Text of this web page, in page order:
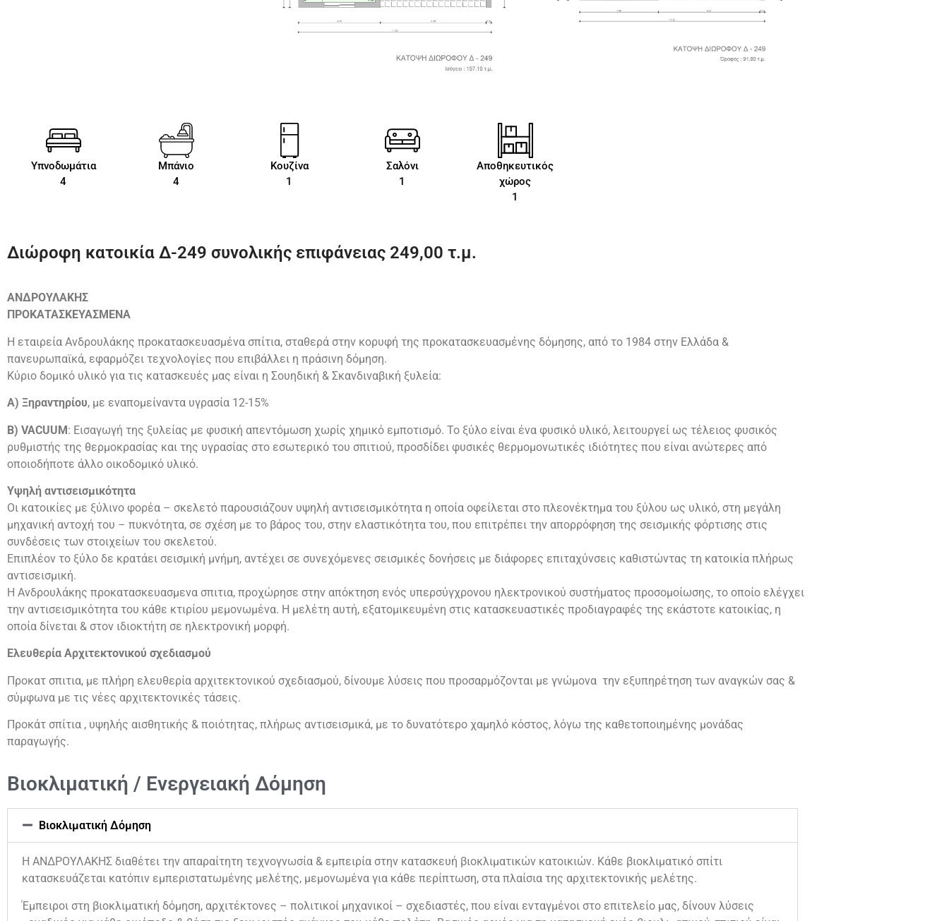
Υπνοδωμάτια
4
Μπάνιο
4
Κουζίνα
1
Σαλόνι
1
Αποθηκευτικός
χώρος
1
Διώροφη κατοικία Δ-249 συνολικής επιφάνειας 249,00 τ.μ.
ΑΝΔΡΟΥΛΑΚΗΣ
ΠΡΟΚΑΤΑΣΚΕΥΑΣΜΕΝΑ
Η εταιρεία Ανδρουλάκης προκατασκευασμένα σπίτια, σταθερά στην κορυφή της προκατασκευασμένης δόμησης, από το 1984 στην Ελλάδα &
πανευρωπαϊκά, εφαρμόζει τεχνολογίες που επιβάλλει η πράσινη δόμηση.
Κύριο δομικό υλικό για τις κατασκευές μας είναι η Σουηδική & Σκανδιναβική ξυλεία:
Α) Ξηραντηρίου, με εναπομείναντα υγρασία 12-15%
Β) VACUUM: Εισαγωγή της ξυλείας με φυσική απεντόμωση χωρίς χημικό εμποτισμό. Το ξύλο είναι ένα φυσικό υλικό, λειτουργεί ως τέλειος φυσικός
ρυθμιστής της θερμοκρασίας και της υγρασίας στο εσωτερικό του σπιτιού, προσδίδει φυσικές θερμομονωτικές ιδιότητες που είναι ανώτερες από
οποιοδήποτε άλλο οικοδομικό υλικό.
Υψηλή αντισεισμικότητα
Οι κατοικίες με ξύλινο φορέα – σκελετό παρουσιάζουν υψηλή αντισεισμικότητα η οποία οφείλεται στο πλεονέκτημα του ξύλου ως υλικό, στη μεγάλη
μηχανική αντοχή του – πυκνότητα, σε σχέση με το βάρος του, στην ελαστικότητα του, που επιτρέπει την απορρόφηση της σεισμικής φόρτισης στις
συνδέσεις των στοιχείων του σκελετού.
Επιπλέον το ξύλο δε κρατάει σεισμική μνήμη, αντέχει σε συνεχόμενες σεισμικές δονήσεις με διάφορες επιταχύνσεις καθιστώντας τη κατοικία πλήρως
αντισεισμική.
Η Ανδρουλάκης προκατασκευασμενα σπιτια, προχώρησε στην απόκτηση ενός υπερσύγχρονου ηλεκτρονικού συστήματος προσομοίωσης, το οποίο ελέγχει
την αντισεισμικότητα του κάθε κτιρίου μεμονωμένα. Η μελέτη αυτή, εξατομικευμένη στις κατασκευαστικές προδιαγραφές της εκάστοτε κατοικίας, η
οποία δίνεται & στον ιδιοκτήτη σε ηλεκτρονική μορφή.
Ελευθερία Αρχιτεκτονικού σχεδιασμού
Προκατ σπιτια, με πλήρη ελευθερία αρχιτεκτονικού σχεδιασμού, δίνουμε λύσεις που προσαρμόζονται με γνώμονα την εξυπηρέτηση των αναγκών σας &
σύμφωνα με τις νέες αρχιτεκτονικές τάσεις.
Προκάτ σπίτια , υψηλής αισθητικής & ποιότητας, πλήρως αντισεισμικά, με το δυνατότερο χαμηλό κόστος, λόγω της καθετοποιημένης μονάδας
παραγωγής.
Βιοκλιματική / Ενεργειακή Δόμηση
Βιοκλιματική Δόμηση
Η ΑΝΔΡΟΥΛΑΚΗΣ διαθέτει την απαραίτητη τεχνογνωσία & εμπειρία στην κατασκευή βιοκλιματικών κατοικιών. Κάθε βιοκλιματικό σπίτι
κατασκευάζεται κατόπιν εμπεριστατωμένης μελέτης, μεμονωμένα για κάθε περίπτωση, στα πλαίσια της αρχιτεκτονικής μελέτης.
Έμπειροι στη βιοκλιματική δόμηση, αρχιτέκτονες – πολιτικοί μηχανικοί – σχεδιαστές, που είναι ενταγμένοι στο επιτελείο μας, δίνουν λύσεις